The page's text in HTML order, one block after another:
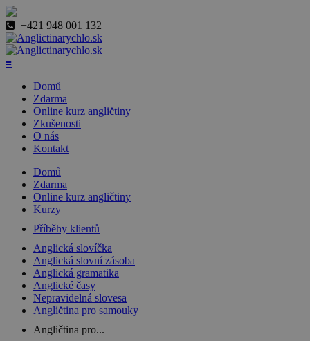
+421 948 001 132
≡
Domů
Zdarma
Online kurz angličtiny
Zkušenosti
O nás
Kontakt
Domů
Zdarma
Online kurz angličtiny
Kurzy
Příběhy klientů
Anglická slovíčka
Anglická slovní zásoba
Anglická gramatika
Anglické časy
Nepravidelná slovesa
Angličtina pro samouky
Angličtina pro...